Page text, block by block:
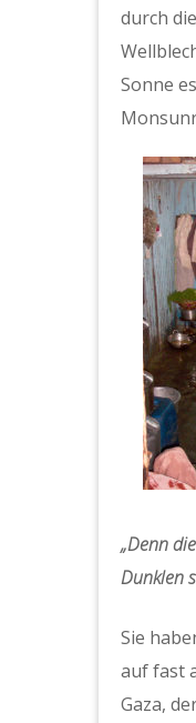
durch
Sonne
„Denn
Dunklen
Sie
auf fast
Gaza,